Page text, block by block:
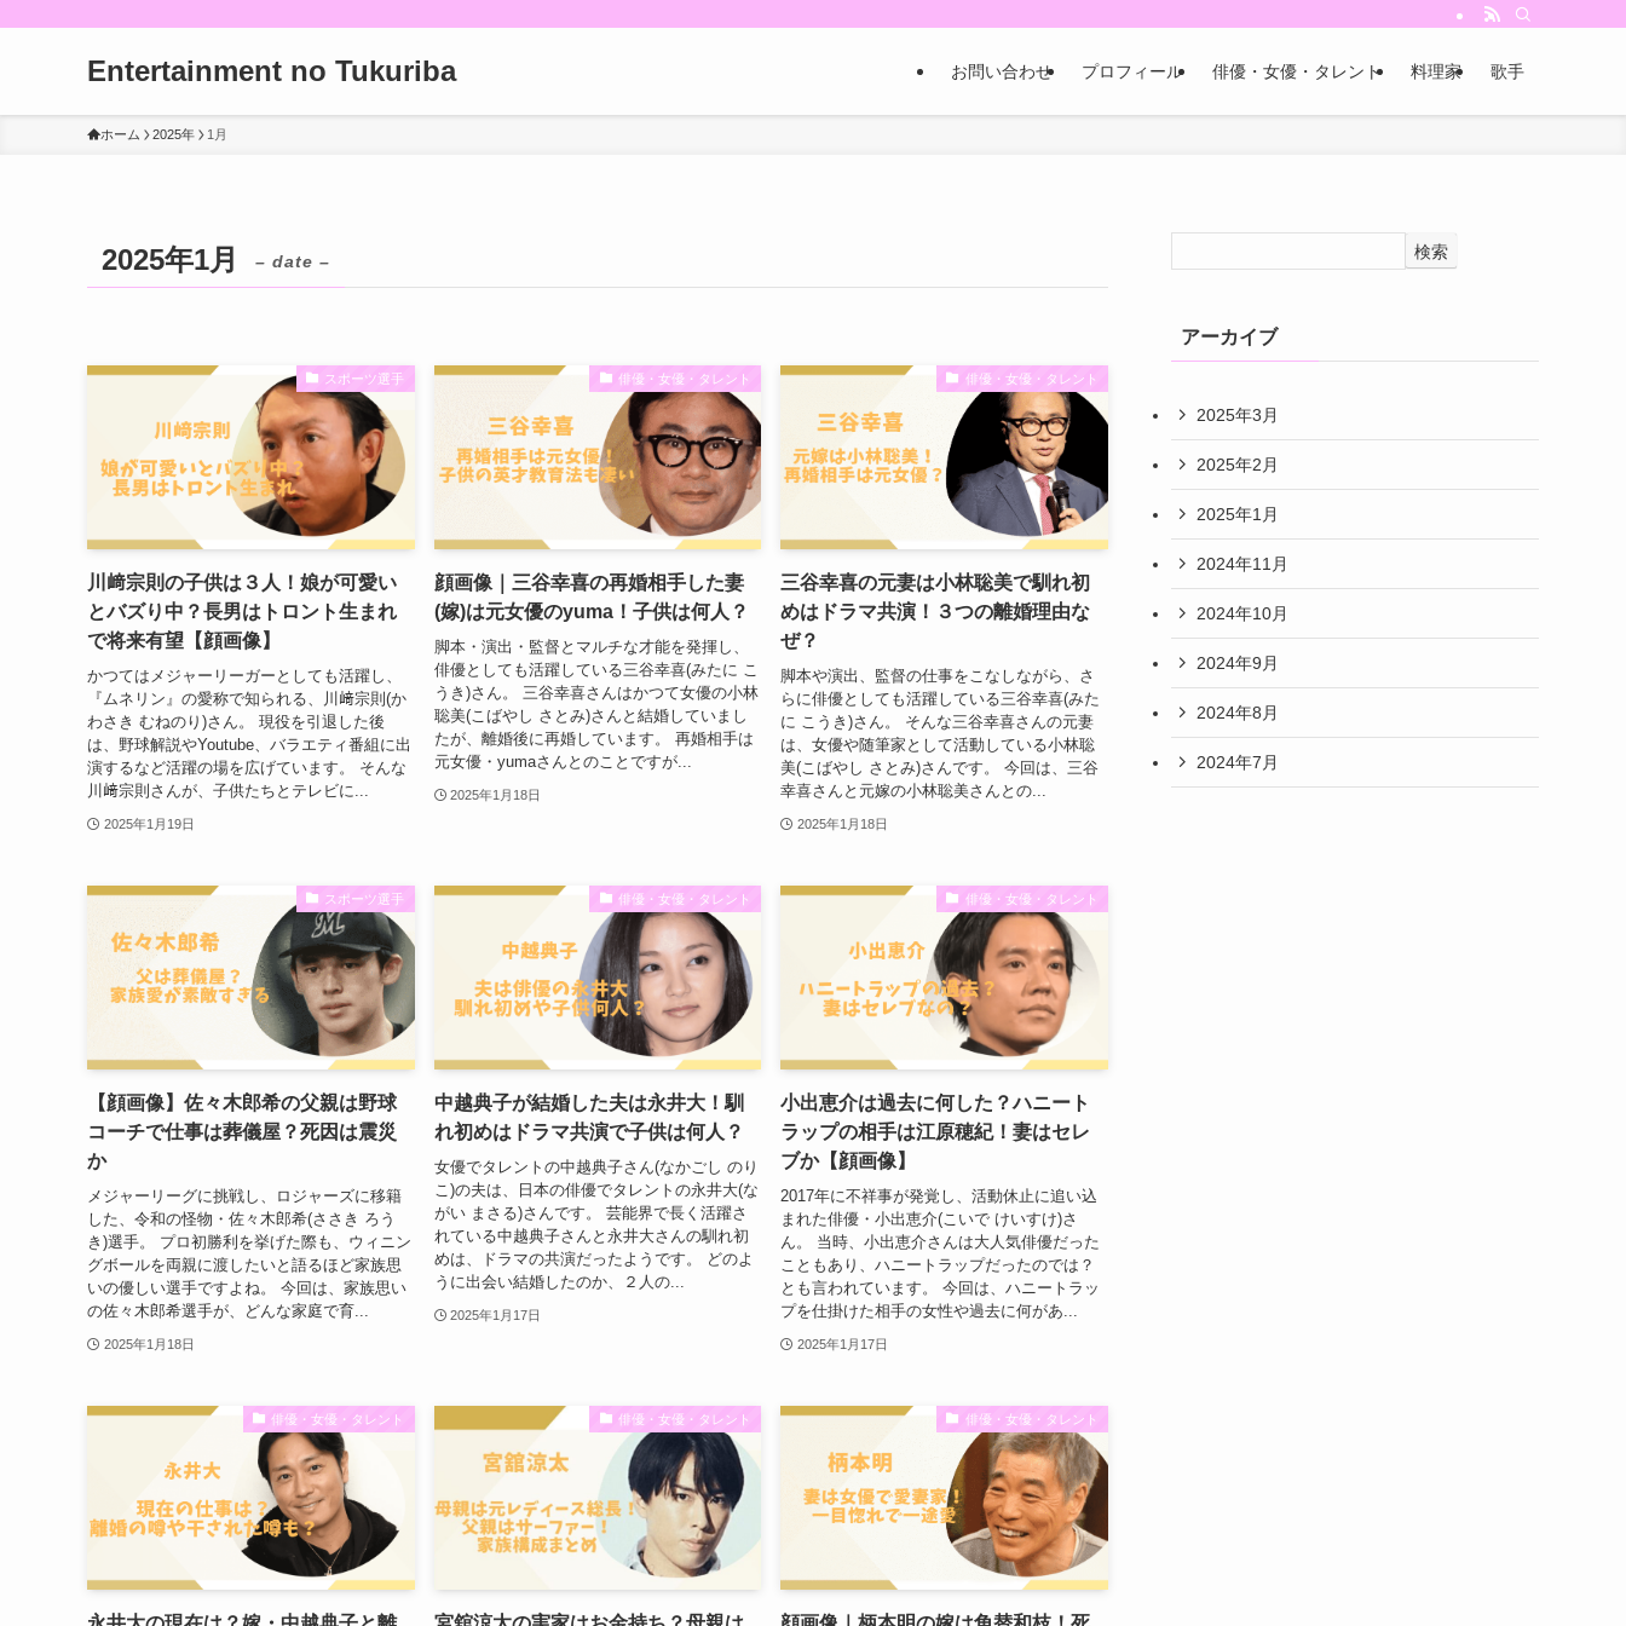
Entertainment no Tukuriba お問い合わせ プロフィール 俳優・女優・タレント 料理家 歌手
ホーム 2025年 1月
2025年1月 – date –
スポーツ選手
川﨑宗則の子供は３人！娘が可愛い
とバズり中？長男はトロント生まれ
で将来有望【顔画像】
かつてはメジャーリーガーとしても活躍し、
『ムネリン』の愛称で知られる、川﨑宗則(か
わさき むねのり)さん。 現役を引退した後
は、野球解説やYoutube、バラエティ番組に出
演するなど活躍の場を広げています。 そんな
川﨑宗則さんが、子供たちとテレビに...
2025年1月19日
俳優・女優・タレント
顔画像｜三谷幸喜の再婚相手した妻
(嫁)は元女優のyuma！子供は何人？
脚本・演出・監督とマルチな才能を発揮し、
俳優としても活躍している三谷幸喜(みたに こ
うき)さん。 三谷幸喜さんはかつて女優の小林
聡美(こばやし さとみ)さんと結婚していまし
たが、離婚後に再婚しています。 再婚相手は
元女優・yumaさんとのことですが...
2025年1月18日
俳優・女優・タレント
三谷幸喜の元妻は小林聡美で馴れ初
めはドラマ共演！３つの離婚理由な
ぜ？
脚本や演出、監督の仕事をこなしながら、さ
らに俳優としても活躍している三谷幸喜(みた
に こうき)さん。 そんな三谷幸喜さんの元妻
は、女優や随筆家として活動している小林聡
美(こばやし さとみ)さんです。 今回は、三谷
幸喜さんと元嫁の小林聡美さんとの...
2025年1月18日
スポーツ選手
【顔画像】佐々木郎希の父親は野球
コーチで仕事は葬儀屋？死因は震災
か
メジャーリーグに挑戦し、ロジャーズに移籍
した、令和の怪物・佐々木郎希(ささき ろう
き)選手。 プロ初勝利を挙げた際も、ウィニン
グボールを両親に渡したいと語るほど家族思
いの優しい選手ですよね。 今回は、家族思い
の佐々木郎希選手が、どんな家庭で育...
2025年1月18日
俳優・女優・タレント
中越典子が結婚した夫は永井大！馴
れ初めはドラマ共演で子供は何人？
女優でタレントの中越典子さん(なかごし のり
こ)の夫は、日本の俳優でタレントの永井大(な
がい まさる)さんです。 芸能界で長く活躍さ
れている中越典子さんと永井大さんの馴れ初
めは、ドラマの共演だったようです。 どのよ
うに出会い結婚したのか、２人の...
2025年1月17日
俳優・女優・タレント
小出恵介は過去に何した？ハニート
ラップの相手は江原穂紀！妻はセレ
ブか【顔画像】
2017年に不祥事が発覚し、活動休止に追い込
まれた俳優・小出恵介(こいで けいすけ)さ
ん。 当時、小出恵介さんは大人気俳優だった
こともあり、ハニートラップだったのでは？
とも言われています。 今回は、ハニートラッ
プを仕掛けた相手の女性や過去に何があ...
2025年1月17日
俳優・女優・タレント 俳優・女優・タレント 俳優・女優・タレント
検索
アーカイブ
2025年3月
2025年2月
2025年1月
2024年11月
2024年10月
2024年9月
2024年8月
2024年7月